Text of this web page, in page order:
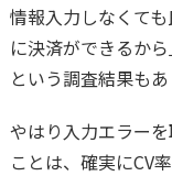
情報入力しなくて
に決済ができるか
という調査結果もあ
やはり入力エラー
ことは、確実にCV